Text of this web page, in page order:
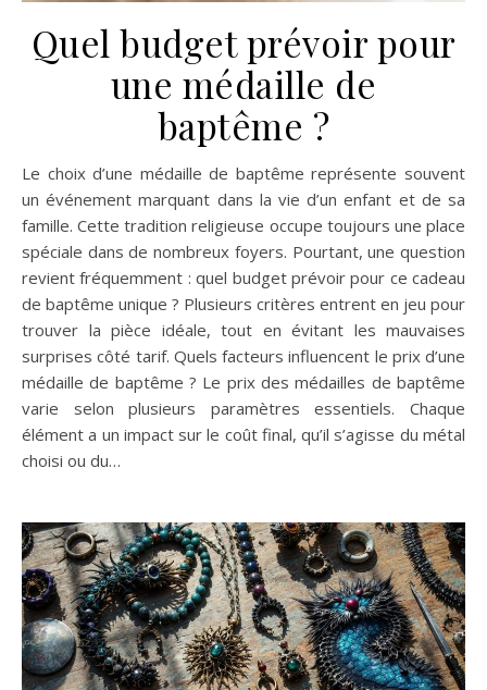
Quel budget prévoir pour
une médaille de
baptême ?
Le choix d’une médaille de baptême représente souvent
un événement marquant dans la vie d’un enfant et de sa
famille. Cette tradition religieuse occupe toujours une place
spéciale dans de nombreux foyers. Pourtant, une question
revient fréquemment : quel budget prévoir pour ce cadeau
de baptême unique ? Plusieurs critères entrent en jeu pour
trouver la pièce idéale, tout en évitant les mauvaises
surprises côté tarif. Quels facteurs influencent le prix d’une
médaille de baptême ? Le prix des médailles de baptême
varie selon plusieurs paramètres essentiels. Chaque
élément a un impact sur le coût final, qu’il s’agisse du métal
choisi ou du…